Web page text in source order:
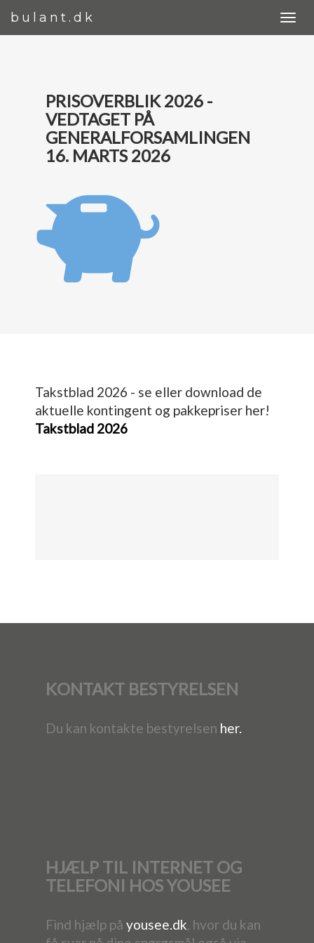
bulant.dk
PRISOVERBLIK 2026 -
VEDTAGET PÅ
GENERALFORSAMLINGEN
16. MARTS 2026
Takstblad 2026 - se eller download de
aktuelle kontingent og pakkepriser her!
Takstblad 2026
KONTAKT BESTYRELSEN
Du kan kontakte bestyrelsen her.
HJÆLP TIL INTERNET OG
TELEFONI HOS YOUSEE
Find hjælp på yousee.dk, hvor du kan